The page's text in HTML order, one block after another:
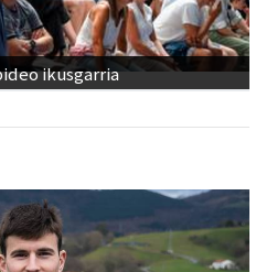
ikusgarria